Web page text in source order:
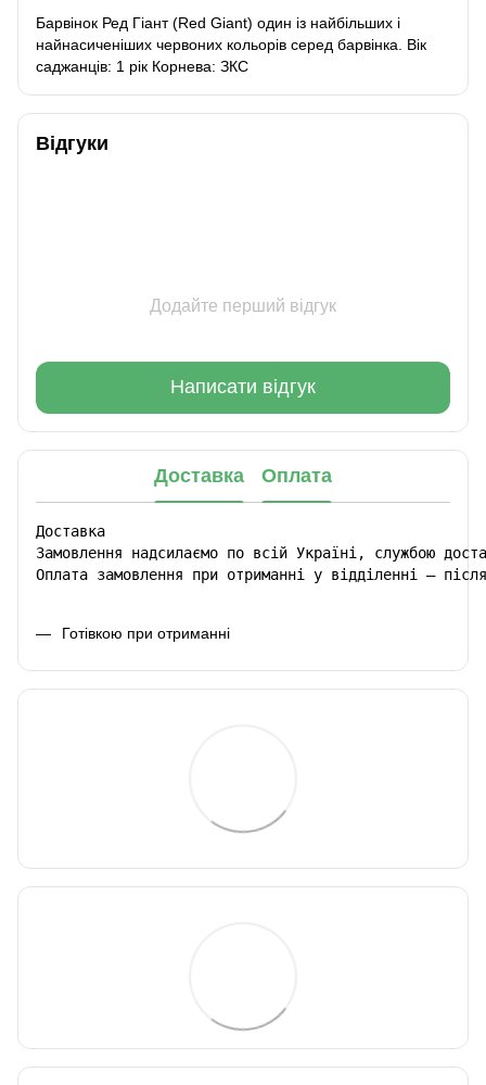
Барвінок Ред Гіант (Red Giant) один із найбільших і
найнасиченіших червоних кольорів серед барвінка. Вік
саджанців: 1 рік Корнева: ЗКС
Відгуки
Додайте перший відгук
Написати відгук
Доставка Оплата
Доставка
Замовлення надсилаємо по всій Україні, службою
Оплата замовлення при отриманні у відділенні –
Готівкою при отриманні